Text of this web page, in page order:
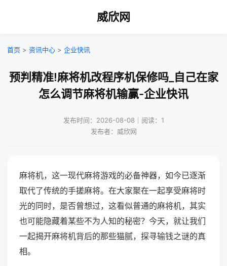
威欣网
首页 > 资讯中心 > 企业快讯
预判精准!麻将机改程序机保修吗_自己在家
怎么调节麻将机输赢-企业快讯
发布时间：2026-08-08｜阅读：1
发布者：威欣网
麻将机，这一现代麻将游戏的必备神器，如今已逐渐
取代了传统的手搓麻将。在大家聚在一起享受麻将时
光的同时，是否曾想过，这看似普通的麻将机，其实
也可能隐藏着某些不为人知的秘密？今天，就让我们
一起揭开麻将机背后的那些猫腻，探寻输钱之谜的真
相。